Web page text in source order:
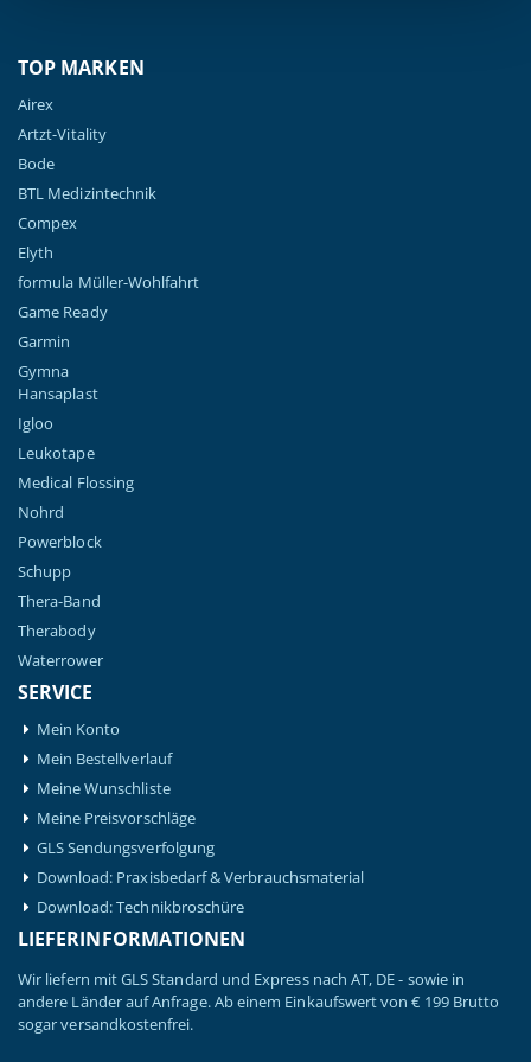
TOP MARKEN
Airex
Artzt-Vitality
Bode
BTL Medizintechnik
Compex
Elyth
formula Müller-Wohlfahrt
Game Ready
Garmin
Gymna
Hansaplast
Igloo
Leukotape
Medical Flossing
Nohrd
Powerblock
Schupp
Thera-Band
Therabody
Waterrower
SERVICE
Mein Konto
Mein Bestellverlauf
Meine Wunschliste
Meine Preisvorschläge
GLS Sendungsverfolgung
Download: Praxisbedarf & Verbrauchsmaterial
Download: Technikbroschüre
LIEFERINFORMATIONEN
Wir liefern mit GLS Standard und Express nach AT, DE - sowie in
andere Länder auf Anfrage. Ab einem Einkaufswert von € 199 Brutto
sogar versandkostenfrei.